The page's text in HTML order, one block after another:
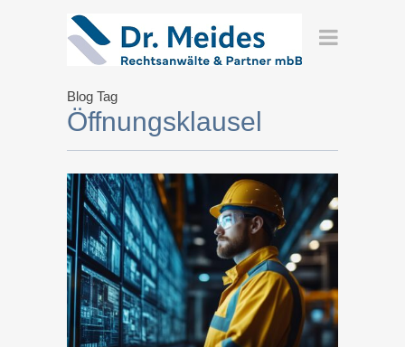
Blog Tag
Öffnungsklausel